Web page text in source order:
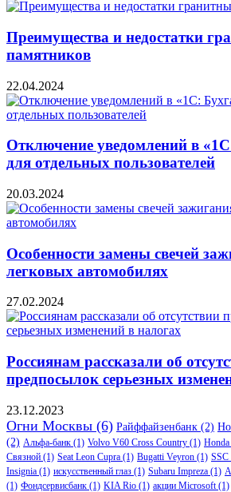
Преимущества и недостатки
памятников
22.04.2024
Отключение уведомлений в
для отдельных пользователей
20.03.2024
Особенности замены свечей
легковых автомобилях
27.02.2024
Россиянам рассказали об
предпосылок серьезных
23.12.2023
Огни Москвы (6) Райффайзенбанк (2)
(2) Альфа-банк (1) Volvo V60 Cross Country (1)
Связной (1) Seat Leon Cupra (1) Bugatti Veyron (1) SSC
Insignia (1) искусственный глаз (1) Subaru Impreza (1)
(1) Фондсервисбанк (1) KIA Rio (1) акции Microsoft(1)